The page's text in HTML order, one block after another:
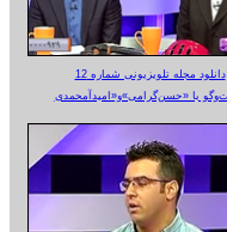
دانلود مجله تلویزیونی شماره 12